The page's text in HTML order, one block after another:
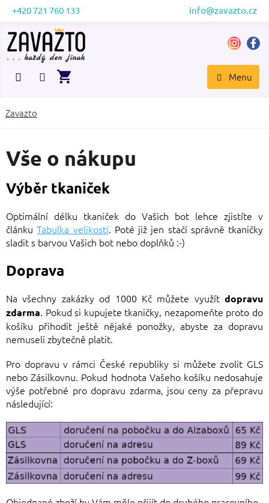
Přejít
obsah
+420 721 760 133 info@zavazto.cz
NÁKUPNÍ
Zavazto
Vše o nákupu
Výběr tkaniček
Optimální délku tkaniček do Vašich bot lehce zjistíte v
článkuTabulka velikostí. Poté již jen stačí správně tkaničky
sladit s barvou Vašich bot nebo doplňků :-)
Doprava
Na všechny zakázky od 1000 Kč můžete využít dopravu
zdarma. Pokud si kupujete tkaničky, nezapomeňte proto do
košíku přihodit ještě nějaké ponožky, abyste za dopravu
nemuseli zbytečně platit.
Pro dopravu v rámci České republiky si můžete zvolit GLS
nebo Zásilkovnu. Pokud hodnota Vašeho košíku nedosahuje
výše potřebné pro dopravu zdarma, jsou ceny za přepravu
následující: